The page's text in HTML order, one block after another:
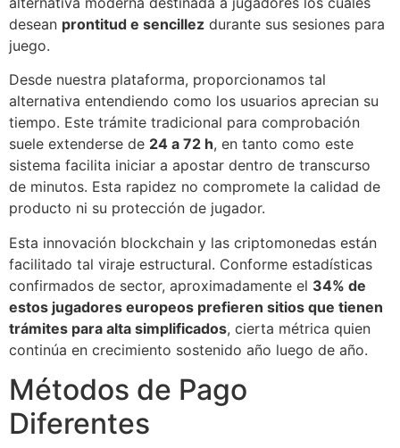
desean prontitud e sencillez durante sus sesiones para
juego.
Desde nuestra plataforma, proporcionamos tal
alternativa entendiendo como los usuarios aprecian su
tiempo. Este trámite tradicional para comprobación
suele extenderse de 24 a 72 h, en tanto como este
sistema facilita iniciar a apostar dentro de transcurso
de minutos. Esta rapidez no compromete la calidad de
producto ni su protección de jugador.
Esta innovación blockchain y las criptomonedas están
facilitado tal viraje estructural. Conforme estadísticas
confirmados de sector, aproximadamente el 34% de
estos jugadores europeos prefieren sitios que tienen
trámites para alta simplificados, cierta métrica quien
continúa en crecimiento sostenido año luego de año.
Métodos de Pago
Diferentes